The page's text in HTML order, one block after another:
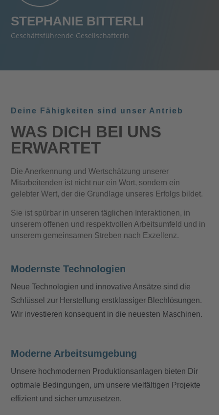
STEPHANIE BITTERLI
Geschäftsführende Gesellschafterin
Deine Fähigkeiten sind unser Antrieb
WAS DICH BEI UNS
ERWARTET
Die Anerkennung und Wertschätzung unserer
Mitarbeitenden ist nicht nur ein Wort, sondern ein
gelebter Wert, der die Grundlage unseres Erfolgs bildet.
Sie ist spürbar in unseren täglichen Interaktionen, in
unserem offenen und respektvollen Arbeitsumfeld und in
unserem gemeinsamen Streben nach Exzellenz.
Modernste Technologien
Neue Technologien und innovative Ansätze sind die
Schlüssel zur Herstellung erstklassiger Blechlösungen.
Wir investieren konsequent in die neuesten Maschinen.
Moderne Arbeitsumgebung
Unsere hochmodernen Produktionsanlagen bieten Dir
optimale Bedingungen, um unsere vielfältigen Projekte
effizient und sicher umzusetzen.